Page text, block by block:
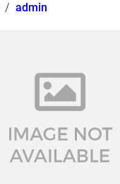
admin